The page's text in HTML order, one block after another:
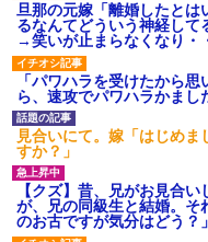
旦那の元嫁「離婚したとは
るなんてどういう神経して
→笑いが止まらなくなり・
「パワハラを受けたから
ら、速攻でパワハラかまし
見合いにて。嫁「はじめ
すか？」
【クズ】昔、兄がお見合
が、兄の同級生と結婚。そ
のお古ですが気分はどう